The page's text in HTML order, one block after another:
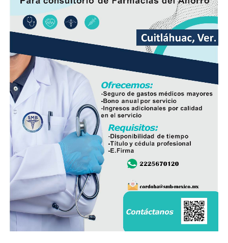
nueva infraestructura incorpora válvulas y materiales de
mayor resistencia, lo que permitirá mantener una mejor
operación del sistema y disminuir las afectaciones
derivadas de fallas en la red.
Con esta ampliación, las autoridades municipales buscan
fortalecer la infraestructura hidráulica en las
comunidades rurales y mejorar el acceso al agua potable
para cientos de familias que durante años enfrentaron
un servicio irregular.